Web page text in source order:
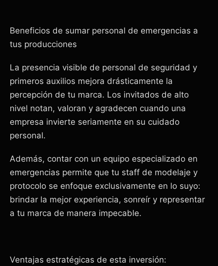
Beneficios de sumar personal de emergencias a
tus producciones
La presencia visible de personal de seguridad y
primeros auxilios mejora drásticamente la
percepción de tu marca. Los invitados de alto
nivel notan, valoran y agradecen cuando una
empresa invierte seriamente en su cuidado
personal.
Además, contar con un equipo especializado en
emergencias permite que tu staff de modelaje y
protocolo se enfoque exclusivamente en lo suyo:
brindar la mejor experiencia, sonreír y representar
a tu marca de manera impecable.
Ventajas estratégicas de esta inversión: